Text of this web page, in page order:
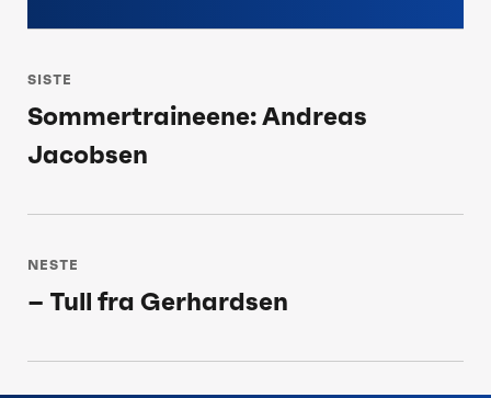
SISTE
Siste
post:
Sommertraineene: Andreas
Jacobsen
NESTE
Neste
– Tull fra Gerhardsen